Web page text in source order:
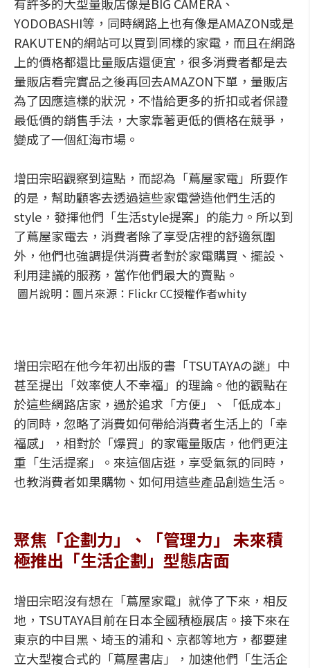
YODOBASHI等，同時網路上也有像是AMAZON或是
RAKUTEN的網站可以買到同樣的家電，而且在網路
上的價格都還比量販店還便宜，很多消費者都是去
量販店看完實品之後再回去AMAZON下單，量販店
為了因應這樣的狀況，不惜給更多的折扣或者保證
最低價的銷售手法，大家靠著更低的價格在競爭，
變成了一個紅海市場。
增田宗昭觀察到這點，而認為「蔦屋家電」所要作
的是，幫助顧客去透過這些家電營造他們生活的
style，發揮他們「生活style提案」的能力。所以到
了蔦屋家電去，消費者除了享受店裡的舒適氛圍
外，他們也強調提供消費者對於家電購買、擺設、
利用建議的服務，當作他們最大的賣點。
圖片說明：圖片來源：Flickr CC授權作者whity
增田宗昭在他今年初出版的書「TSUTAYAの謎」中
甚至提出「效率使人不幸福」的理論。他的觀點在
於這些網路店家，過於追求「方便」、「低成本」
的同時，忽略了消費如何帶給消費者生活上的「幸
福感」，相對於「爆買」的家電量販店，他們更注
重「生活提案」。來這個店逛，享受氣氛的同時，
也教消費者如果購物、如何用這些產品創造生活。
聚焦「企劃力」、「管理力」 未來積
極推出「生活企劃」型態店面
增田宗昭沒有想在「蔦屋家電」就停了下來，相反
地，TSUTAYA目前在日本全國積極展店。接下來在
東京的中目黑、埼玉的浦和、京都等地方，都要建
立大型複合式的「蔦屋書店」，加速他們「生活企